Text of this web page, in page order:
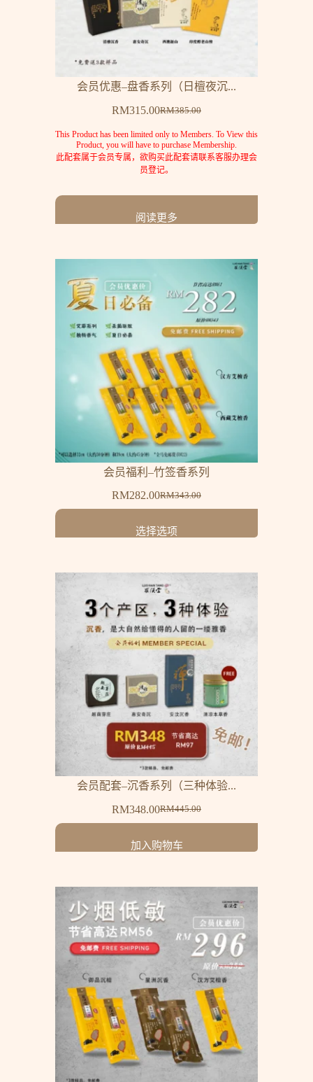
会员优惠–盘香系列（日檀夜沉...
RM385.00
RM315.00
This Product has been limited only to Members. To View this
Product, you will have to purchase Membership.
此配套属于会员专属，欲购买此配套请联系客服办理会
员登记。
阅读更多
会员福利–竹签香系列
RM343.00
RM282.00
选择选项
会员配套–沉香系列（三种体验...
RM445.00
RM348.00
加入购物车